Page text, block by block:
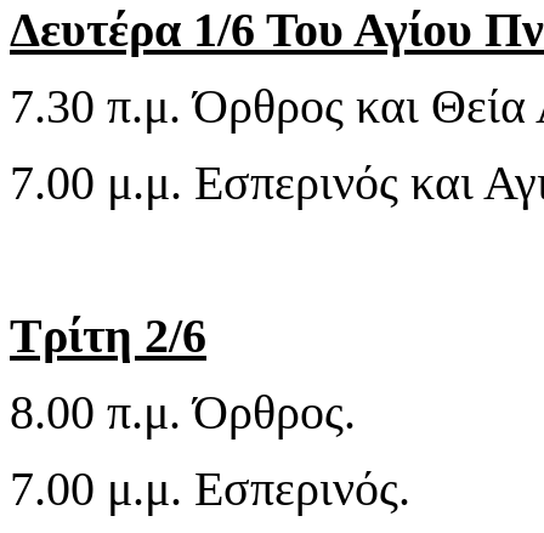
Δευτέρα 1/6 Του Αγίου
7.30 π.μ. Όρθρος και Θεία
7.00 μ.μ. Εσπερινός και
Τρίτη 2/6
8.00 π.μ. Όρθρος.
7.00 μ.μ. Εσπερινός.